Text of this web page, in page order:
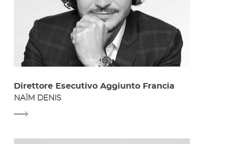
Direttore Esecutivo Aggiunto Francia
NAÏM DENIS